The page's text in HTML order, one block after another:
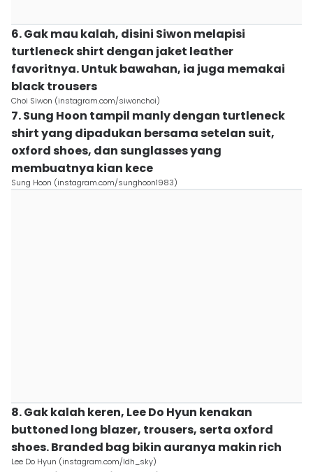
6. Gak mau kalah, disini Siwon melapisi
turtleneck shirt dengan jaket leather
favoritnya. Untuk bawahan, ia juga memakai
black trousers
Choi Siwon (instagram.com/siwonchoi)
7. Sung Hoon tampil manly dengan turtleneck
shirt yang dipadukan bersama setelan suit,
oxford shoes, dan sunglasses yang
membuatnya kian kece
Sung Hoon (instagram.com/sunghoon1983)
8. Gak kalah keren, Lee Do Hyun kenakan
buttoned long blazer, trousers, serta oxford
shoes. Branded bag bikin auranya makin rich
Lee Do Hyun (instagram.com/ldh_sky)